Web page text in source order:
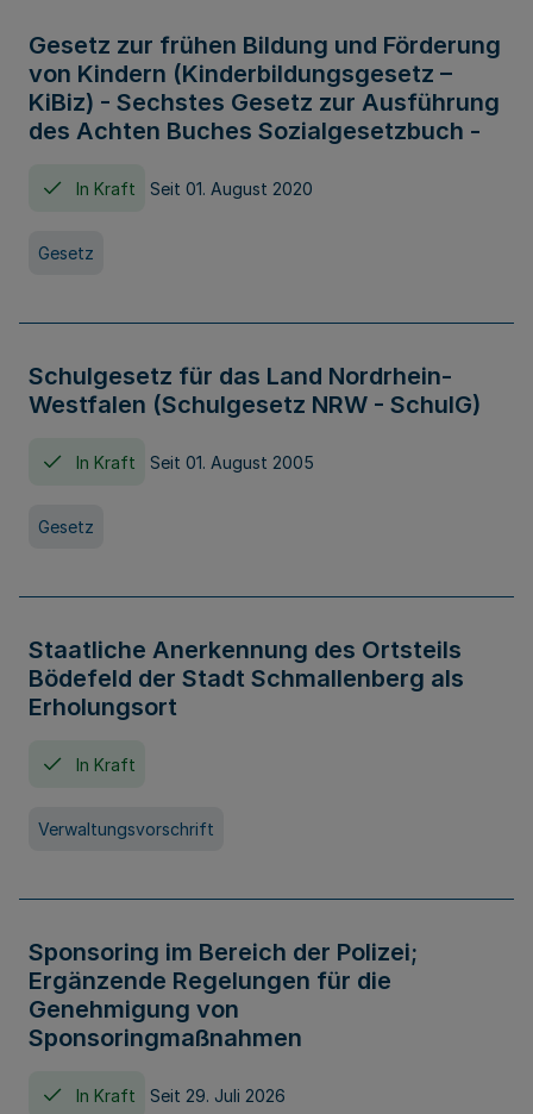
Gesetz zur frühen Bildung und Förderung
von Kindern (Kinderbildungsgesetz –
KiBiz) - Sechstes Gesetz zur Ausführung
des Achten Buches Sozialgesetzbuch -
In Kraft Seit 01. August 2020
Gesetz
Schulgesetz für das Land Nordrhein-
Westfalen (Schulgesetz NRW - SchulG)
In Kraft Seit 01. August 2005
Gesetz
Staatliche Anerkennung des Ortsteils
Bödefeld der Stadt Schmallenberg als
Erholungsort
In Kraft
Verwaltungsvorschrift
Sponsoring im Bereich der Polizei;
Ergänzende Regelungen für die
Genehmigung von
Sponsoringmaßnahmen
In Kraft Seit 29. Juli 2026